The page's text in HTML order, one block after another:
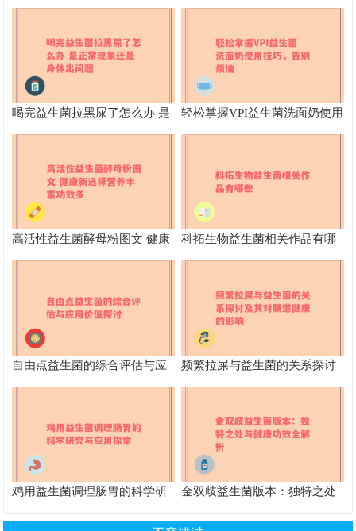
喝完益生菌拉黑屎了怎么办 是
正常现象还是身体出问题
轻松掌握VPI益生菌洗面奶使用
技巧，告别烦恼
高活性益生菌酵母粉图文 健康
新选择营养丰富功效多
科拓生物益生菌相关作品有哪
些
自由点益生菌的综合评估与应
用价值探讨
频繁拉屎与益生菌的关系探讨
及其对肠道健康的影响
鸡用益生菌调理肠胃的科学研
金双歧益生菌版本：独特之处